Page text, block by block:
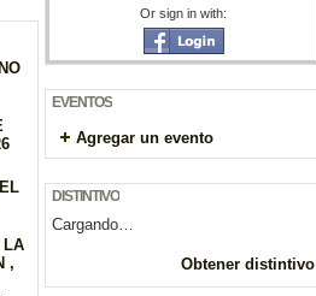
LA
,
Or sign in with:
EVENTOS
Agregar un evento
DISTINTIVO
Cargando…
Obtener distintivo